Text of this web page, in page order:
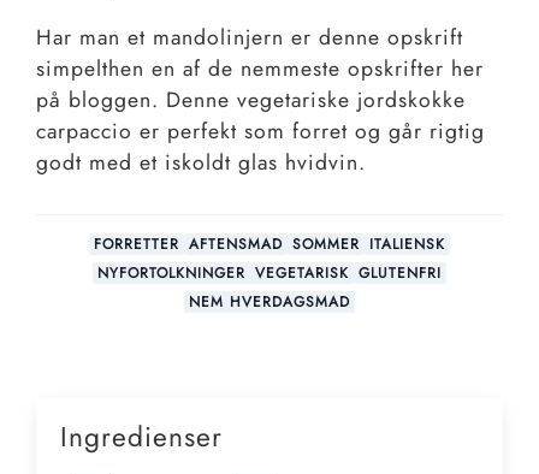
Har man et mandolinjern er denne opskrift
simpelthen en af de nemmeste opskrifter her
på bloggen. Denne vegetariske jordskokke
carpaccio er perfekt som forret og går rigtig
godt med et iskoldt glas hvidvin.
FORRETTER AFTENSMAD SOMMER ITALIENSK
NYFORTOLKNINGER VEGETARISK GLUTENFRI
NEM HVERDAGSMAD
Ingredienser